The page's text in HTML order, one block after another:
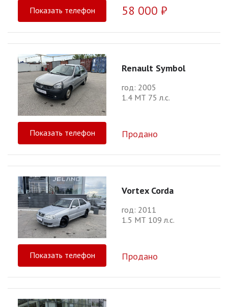
Показать телефон 58 000 ₽
Renault Symbol
год: 2005
1.4 МТ 75 л.с.
Показать телефон Продано
Vortex Corda
год: 2011
1.5 МТ 109 л.с.
Показать телефон Продано